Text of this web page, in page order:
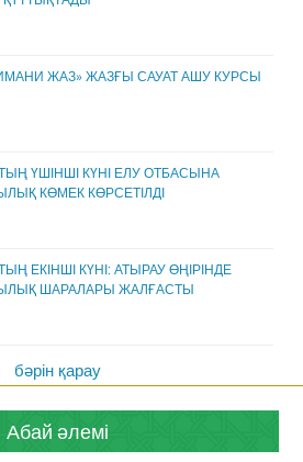
ЖАЗ» ЖАЗҒЫ САУАТ АШУ КУРСЫ
ҮШІНШІ КҮНІ ЕЛУ ОТБАСЫНА
КӨМЕК КӨРСЕТІЛДІ
ЕКІНШІ КҮНІ: АТЫРАУ ӨҢІРІНДЕ
ШАРАЛАРЫ ЖАЛҒАСТЫ
бәрін қарау
Абай әлемі